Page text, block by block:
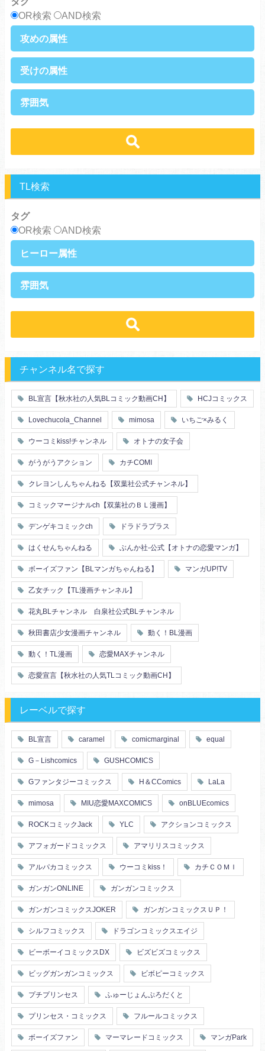
サラリーマン
浮気・不倫
OR検索
AND検索
攻めの属性
俺様攻め
硬派攻め
天然攻め
ノンケ攻め
黒髪攻め
年下攻め
ヤンキー攻め
受けの属性
ノンケ受け
黒髪受け
雰囲気
シリアス
TL検索
タグ
OR検索
AND検索
ヒーロー属性
王族・貴族
俺様
エリート・ハイスぺ
芸能人
王子様
ヤンキー・不良
人外
富豪
同期
店長・店員
先生
幼馴染
漫画家・作家
ヤンキー
雰囲気
禁断・背徳
ロマンス
セフレ
初体験
調教
花嫁
義兄弟姉妹
初恋
スーツ
片思い
短編
人妻
主従関係
婚約者
不器用
秘密の関係
ol
甘エロ
フェチ
メイド
恋人
泥酔
絶倫
複数プレイ
催眠
友情・仲間
浴衣・和服
チャンネル名で探す
BL宣言【秋水社の人気BLコミック動画CH】 HCJコミックス
Lovechucola_Channel mimosa いちご×みるく
ウーコミkiss!チャンネル オトナの女子会
がうがうアクション カチCOMI
クレヨンしんちゃんねる【双葉社公式チャンネル】
コミックマージナルch【双葉社のＢＬ漫画】
デンゲキコミックch ドラドラプラス
はくせんちゃんねる ぶんか社-公式【オトナの恋愛マンガ】
ボーイズファン【BLマンガちゃんねる】 マンガUP!TV
乙女チック【TL漫画チャンネル】
花丸BLチャンネル 白泉社公式BLチャンネル
秋田書店少女漫画チャンネル 動く！BL漫画
動く！TL漫画 恋愛MAXチャンネル
恋愛宣言【秋水社の人気TLコミック動画CH】
レーベルで探す
BL宣言 caramel comicmarginal equal
G－Lishcomics GUSHCOMICS
Gファンタジーコミックス H＆CComics LaLa
mimosa MIU恋愛MAXCOMICS onBLUEcomics
ROCKコミックJack YLC アクションコミックス
アフォガードコミックス アマリリスコミックス
アルパカコミックス ウーコミkiss！ カチＣＯＭＩ
ガンガンONLINE ガンガンコミックス
ガンガンコミックスJOKER ガンガンコミックスＵＰ！
シルフコミックス ドラゴンコミックスエイジ
ビーボーイコミックスDX ビズビズコミックス
ビッグガンガンコミックス ビボピーコミックス
プチプリンセス ふゅーじょんぷろだくと
プリンセス・コミックス フルールコミックス
ボーイズファン マーマレードコミックス マンガPark